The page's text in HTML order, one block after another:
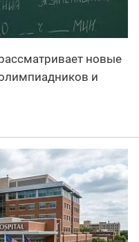
новые
и